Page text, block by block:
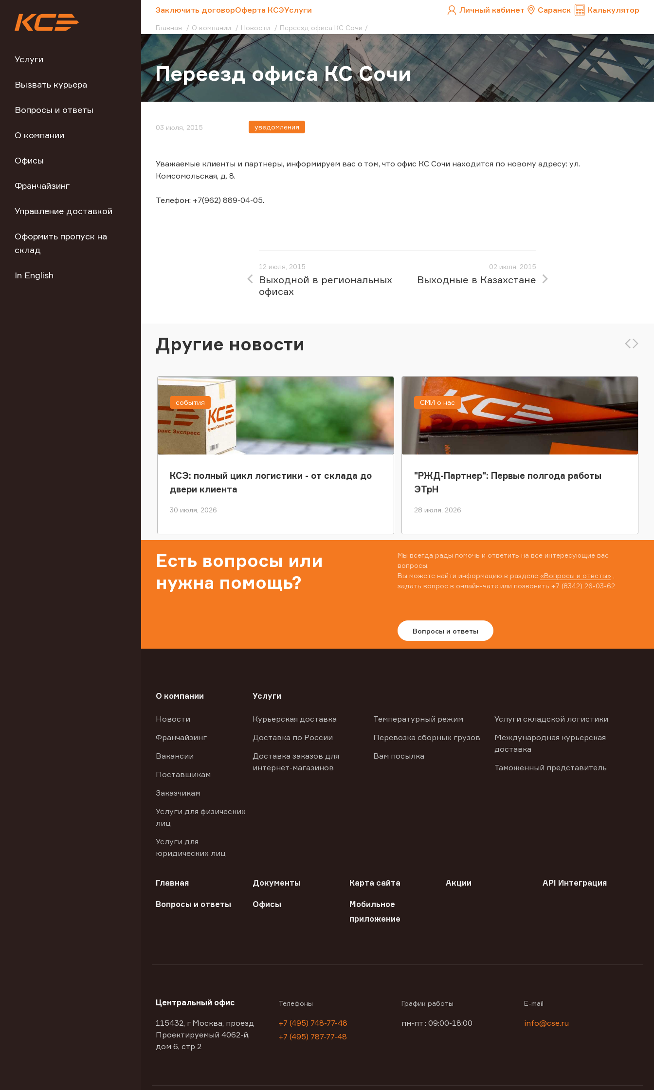
Услуги
Вызвать курьера
Вопросы и ответы
О компании
Офисы
Франчайзинг
Управление доставкой
Оформить пропуск на
склад
In English
Заключить договорОферта КСЭУслуги Личный кабинет Саранск Калькулятор
Главная О компании Новости Переезд офиса КС Сочи
Переезд офиса КС Сочи
03 июля, 2015 уведомления
Уважаемые клиенты и партнеры, информируем вас о том, что офис КС Сочи находится по новому адресу: ул.
Комсомольская, д. 8.
Телефон: +7(962) 889-04-05.
12 июля, 2015
Выходной в региональных
офисах
02 июля, 2015
Выходные в Казахстане
Другие новости
КСЭ: полный цикл логистики - от склада до
двери клиента
30 июля, 2026
события
"РЖД-Партнер": Первые полгода работы
ЭТрН
28 июля, 2026
СМИ о нас
Есть вопросы или
нужна помощь?
Мы всегда рады помочь и ответить на все интересующие вас
вопросы.
Вы можете найти информацию в разделе «Вопросы и ответы»
задать вопрос в онлайн-чате или позвонить +7 (8342) 26-03-62
Вопросы и ответы
О компании
Новости
Франчайзинг
Вакансии
Поставщикам
Заказчикам
Услуги для физических
лиц
Услуги для
юридических лиц
Услуги
Курьерская доставка
Доставка по России
Доставка заказов для
интернет-магазинов
Температурный режим
Перевозка сборных грузов
Вам посылка
Услуги складской логистики
Международная курьерская
доставка
Таможенный представитель
Главная Документы Карта сайта Акции API Интеграция
Вопросы и ответы Офисы
Мобильное
приложение
Центральный офис
115432, г Москва, проезд
Проектируемый 4062-й,
дом 6, стр 2
Телефоны
+7 (495) 748-77-48
+7 (495) 787-77-48
График работы
пн-пт : 09:00-18:00
E-mail
info@cse.ru